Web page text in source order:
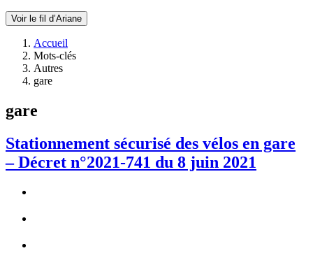
Voir le fil d’Ariane
Accueil
Mots-clés
Autres
gare
gare
Stationnement sécurisé des vélos en gare
– Décret n°2021-741 du 8 juin 2021